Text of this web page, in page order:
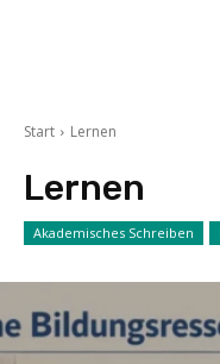
Start Lernen
Lernen
Akademisches Schreiben